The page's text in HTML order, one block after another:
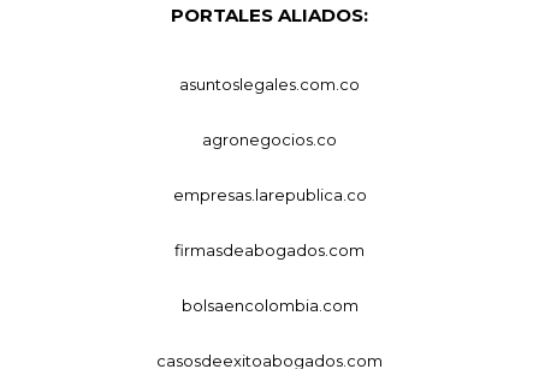
PORTALES ALIADOS:
asuntoslegales.com.co
agronegocios.co
empresas.larepublica.co
firmasdeabogados.com
bolsaencolombia.com
casosdeexitoabogados.com